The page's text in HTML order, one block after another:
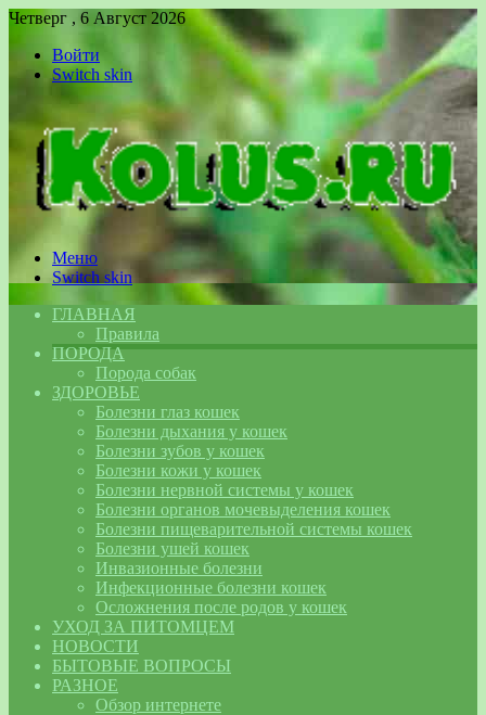
Четверг , 6 Август 2026
Войти
Switch skin
Меню
Switch skin
ГЛАВНАЯ
Правила
ПОРОДА
Порода собак
ЗДОРОВЬЕ
Болезни глаз кошек
Болезни дыхания у кошек
Болезни зубов у кошек
Болезни кожи у кошек
Болезни нервной системы у кошек
Болезни органов мочевыделения кошек
Болезни пищеварительной системы кошек
Болезни ушей кошек
Инвазионные болезни
Инфекционные болезни кошек
Осложнения после родов у кошек
УХОД ЗА ПИТОМЦЕМ
НОВОСТИ
БЫТОВЫЕ ВОПРОСЫ
РАЗНОЕ
Обзор интернете